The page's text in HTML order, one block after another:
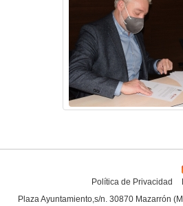
Política de Privacidad
Plaza Ayuntamiento,s/n. 30870 Mazarrón